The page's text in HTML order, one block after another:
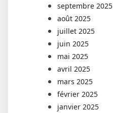
septembre 2025
août 2025
juillet 2025
juin 2025
mai 2025
avril 2025
mars 2025
février 2025
janvier 2025